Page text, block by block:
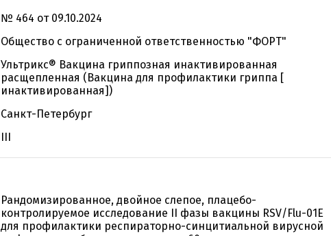
№ 464 от 09.10.2024
Общество с ограниченной ответственностью "ФОРТ"
Ультрикс® Вакцина гриппозная инактивированная
расщепленная (Вакцина для профилактики гриппа [
инактивированная])
Санкт-Петербург
III
Рандомизированное, двойное слепое, плацебо-
контролируемое исследование II фазы вакцины RSV/Flu-01E
для профилактики респираторно-синцитиальной вирусной